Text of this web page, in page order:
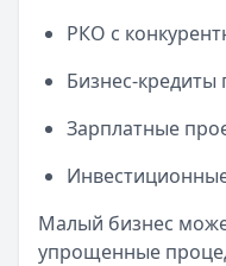
РКО с
Бизнес-кредиты
Зарплатные
Малый бизнес
упрощенные